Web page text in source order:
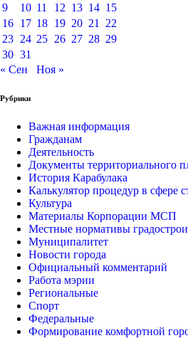
9
10 11 12 13 14 15
16 17 18 19 20 21
22
23 24 25 26 27 28 29
30 31
« Сен
Ноя »
Рубрики
Важная информация
Гражданам
Деятельность
Документы территориального
История Карабулака
Калькулятор процедур в сфере
Культура
Материалы Корпорации МСП
Местные нормативы
Муниципалитет
Новости города
Официальный комментарий
Работа мэрии
Региональные
Спорт
Федеральные
Формирование комфортной